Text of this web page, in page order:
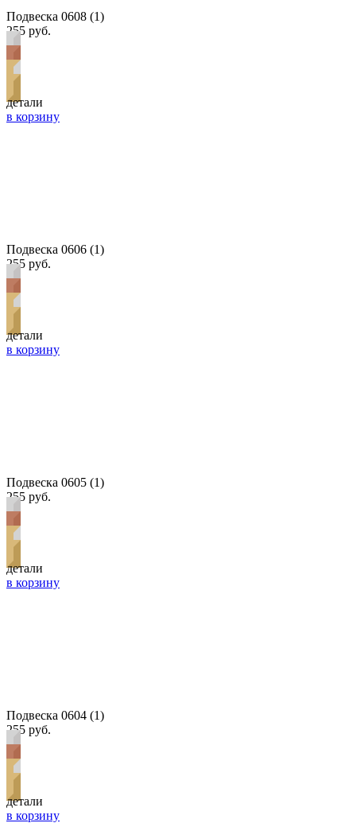
Подвеска 0608 (1)
255 руб.
детали
в корзину
Подвеска 0606 (1)
255 руб.
детали
в корзину
Подвеска 0605 (1)
255 руб.
детали
в корзину
Подвеска 0604 (1)
255 руб.
детали
в корзину